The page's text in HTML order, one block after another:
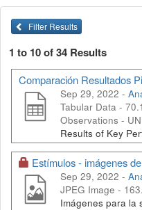
Filter Results
1 to 10 of 34 Results
Comparación Resultados
Sep 29, 2022 -
Tabular Data -
Observations -
Results of Key
Estímulos - imágenes
Sep 29, 2022 -
JPEG Image -
Imágenes para la